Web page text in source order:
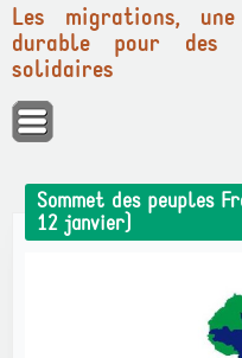
Panneau de gestion des cookies
Les migrations,
durable pour des
solidaires
Sommet des peuples
12 janvier)